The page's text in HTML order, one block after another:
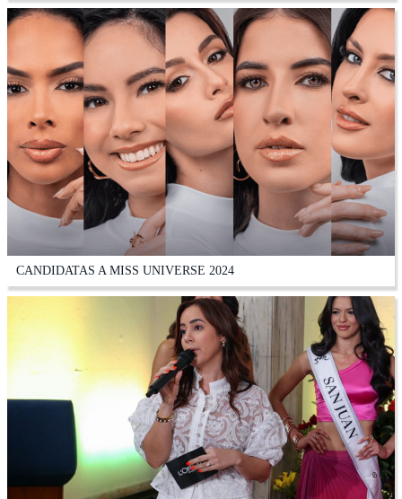
CANDIDATAS A MISS UNIVERSE 2024